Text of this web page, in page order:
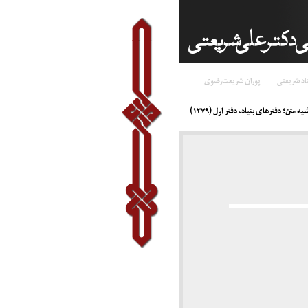
شریعتی پوران شریعت‌رضوی
متن؛ دفترهای بنیاد، دفتر اول (۱۳۷۹)